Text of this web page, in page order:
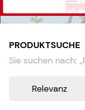
PRODUKTSUCHE
Sie suchen nach: „